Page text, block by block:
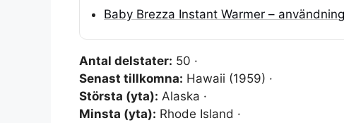
Baby Brezza Instant Warmer –
Antal delstater: 50 ·
Senast tillkomna: Hawaii (1959) ·
Största (yta): Alaska ·
Minsta (yta): Rhode Island ·